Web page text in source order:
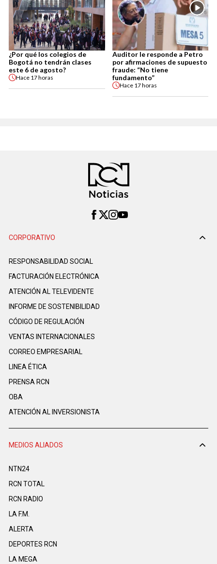
¿Por qué los colegios de
Bogotá no tendrán clases
este 6 de agosto?
Hace 17 horas
Auditor le responde a Petro
por afirmaciones de supuesto
fraude: “No tiene
fundamento”
Hace 17 horas
CORPORATIVO
RESPONSABILIDAD SOCIAL
FACTURACIÓN ELECTRÓNICA
ATENCIÓN AL TELEVIDENTE
INFORME DE SOSTENIBILIDAD
CÓDIGO DE REGULACIÓN
VENTAS INTERNACIONALES
CORREO EMPRESARIAL
LINEA ÉTICA
PRENSA RCN
OBA
ATENCIÓN AL INVERSIONISTA
MEDIOS ALIADOS
NTN24
RCN TOTAL
RCN RADIO
LA F.M.
ALERTA
DEPORTES RCN
LA MEGA